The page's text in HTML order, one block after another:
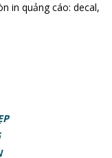
in quảng cáo: decal,